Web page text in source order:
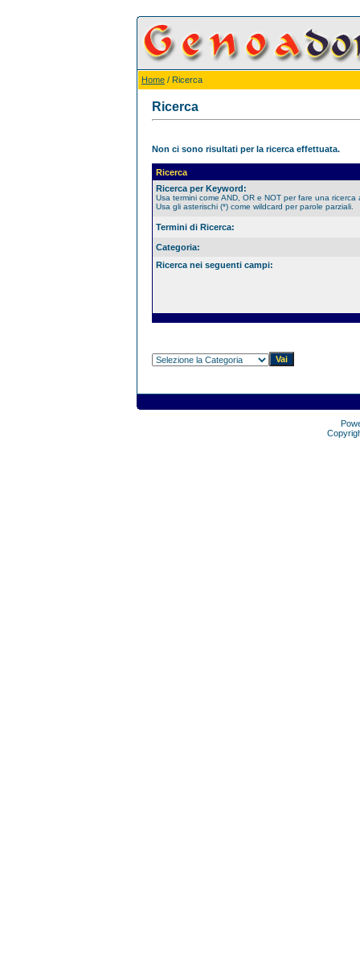
Home / Ricerca
Ricerca
Non ci sono risultati per la ricerca effettuata.
Ricerca
Ricerca per Keyword:
Usa termini come AND, OR e NOT per fare una ricerca
Usa gli asterischi (*) come wildcard per parole parziali.
Termini di Ricerca:
Categoria:
Ricerca nei seguenti campi: